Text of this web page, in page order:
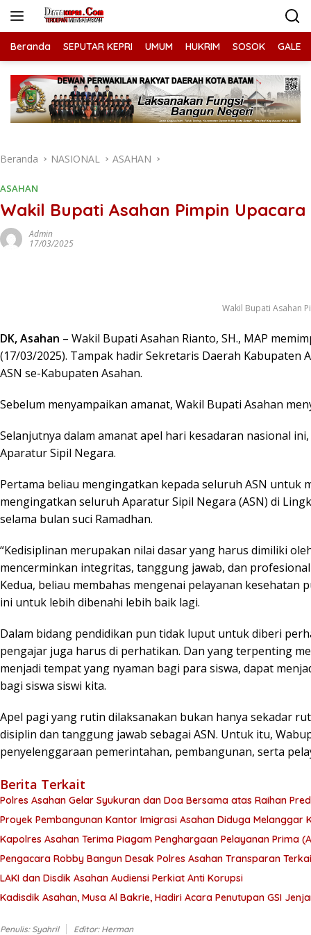
Beranda SEPUTAR KEPRI UMUM HUKRIM SOSOK
Beranda NASIONAL ASAHAN
ASAHAN
Wakil Bupati Asahan Pimpin
Admin
17/03/2025
Wakil Bupati Asahan
DK, Asahan – Wakil Bupati Asahan Rianto, SH., MAP
(17/03/2025). Tampak hadir Sekretaris Daerah Kabupaten
ASN se-Kabupaten Asahan.
Sebelum menyampaikan amanat, Wakil Bupati Asahan
Selanjutnya dalam amanat apel hari kesadaran nasional
Aparatur Sipil Negara.
Pertama beliau mengingatkan kepada seluruh ASN untuk
mengingatkan seluruh Aparatur Sipil Negara (ASN) di
selama bulan suci Ramadhan.
“Kedisiplinan merupakan nilai dasar yang harus dimiliki
mencerminkan integritas, tanggung jawab, dan
Kedua, beliau membahas mengenai pelayanan
ini untuk lebih dibenahi lebih baik lagi.
Dalam bidang pendidikan pun tidak luput untuk diberi
pengajar juga harus di perhatikan. Dan yang terpenting
menjadi tempat yang nyaman bagi para siswa, dapat
bagi siswa siswi kita.
Apel pagi yang rutin dilaksanakan bukan hanya sekadar
disiplin dan tanggung jawab sebagai ASN. Untuk itu,
penyelenggaraan pemerintahan, pembangunan, serta
Berita Terkait
Polres Asahan Gelar Syukuran dan Doa Bersama atas Raihan
Proyek Pembangunan Kantor Imigrasi Asahan Diduga Melanggar
Kapolres Asahan Terima Piagam Penghargaan Pelayanan Prima
Pengacara Robby Bangun Desak Polres Asahan Transparan
LAKI dan Disdik Asahan Audiensi Perkiat Anti Korupsi
Kadisdik Asahan, Musa Al Bakrie, Hadiri Acara Penutupan GSI
Penulis: Syahril Editor: Herman